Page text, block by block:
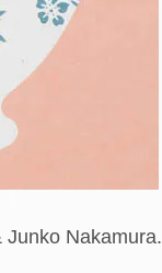
Junko Nakamura.